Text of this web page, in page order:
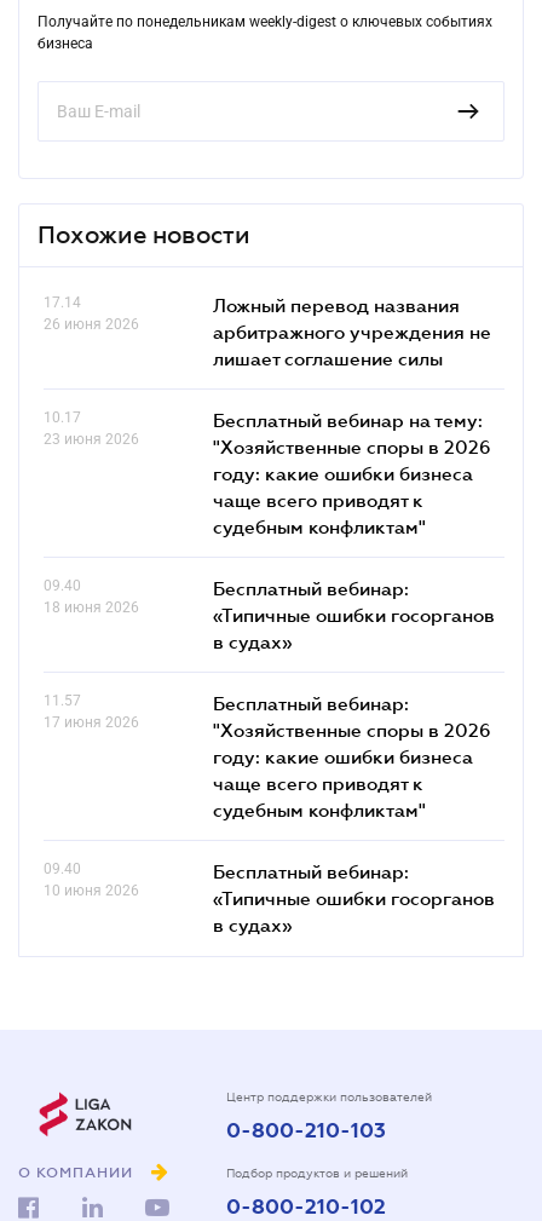
Получайте по понедельникам weekly-digest о ключевых событиях
бизнеса
Похожие новости
17.14
26 июня 2026
Ложный перевод названия
арбитражного учреждения не
лишает соглашение силы
10.17
23 июня 2026
Бесплатный вебинар на тему:
"Хозяйственные споры в 2026
году: какие ошибки бизнеса
чаще всего приводят к
судебным конфликтам"
09.40
18 июня 2026
Бесплатный вебинар:
«Типичные ошибки госорганов
в судах»
11.57
17 июня 2026
Бесплатный вебинар:
"Хозяйственные споры в 2026
году: какие ошибки бизнеса
чаще всего приводят к
судебным конфликтам"
09.40
10 июня 2026
Бесплатный вебинар:
«Типичные ошибки госорганов
в судах»
О КОМПАНИИ
Центр поддержки пользователей
0-800-210-103
Подбор продуктов и решений
0-800-210-102